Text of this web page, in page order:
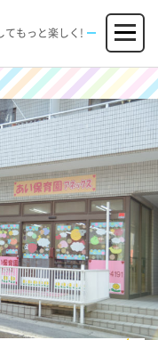
メニュー
特典
EVENT
イベント
てもっと楽しく!